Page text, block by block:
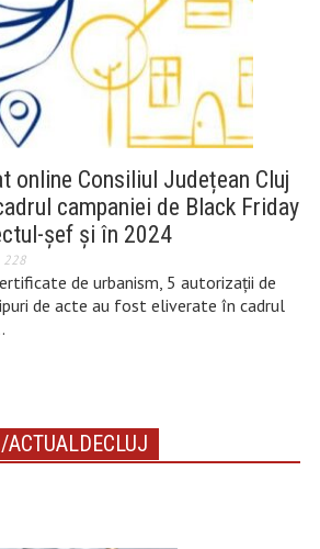
online Consiliul Județean Cluj
campaniei de Black Friday
șef și în 2024
228
de urbanism, 5 autorizații de
de acte au fost eliverate în cadrul
ACTUALDECLUJ